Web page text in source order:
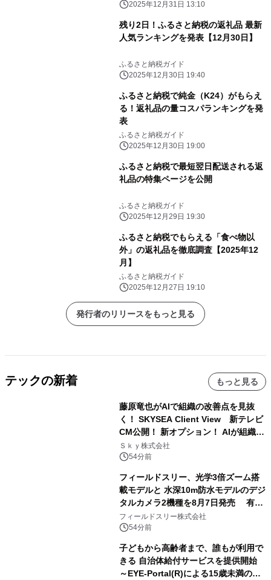
2025年12月31日 13:10
残り2日！ふるさと納税の返礼品 最新
人気ランキングを発表【12月30日】
ふるさと納税ガイド
2025年12月30日 19:40
ふるさと納税で純金（K24）がもらえ
る！返礼品の量コスパランキングを発
表
ふるさと納税ガイド
2025年12月30日 19:00
ふるさと納税で最短翌日配送される返
礼品の特集ページを公開
ふるさと納税ガイド
2025年12月29日 19:30
ふるさと納税でもらえる「食べ物以
外」の返礼品を徹底調査【2025年12
月】
ふるさと納税ガイド
2025年12月27日 19:10
発行者のリリースをもっと見る
テックの新着 もっと見る
藤原竜也がAIで組織の改善点を見抜
く！ SKYSEA Client View 新テレビ
CM公開！ 新オプション！ AIが組織の
業務実態を分析し労務改善を支援。 藤
原竜也メイキング動画公開 「もしAIが
る自信がある」「昨年の夏はカブトム
シを捕まえたり、虫と戦ったり…」
Ｓｋｙ株式会社
54分前
フィールドスリー、光学3倍ズーム搭
載モデルと 水深10m防水モデルのデジ
タルカメラ2機種を8月7日発売 有効
約1300万画素、用途別に選べるコンデ
ジ新登場
フィールドスリー株式会社
54分前
子どもから高齢者まで、誰もが利用で
きる 自治体給付サービスを提供開始
～EYE-Portal(R)による15歳未満の本